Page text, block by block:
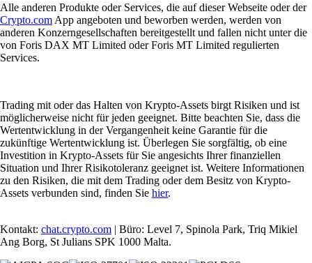
Alle anderen Produkte oder Services, die auf dieser Webseite oder der
Crypto.com App angeboten und beworben werden, werden von
anderen Konzerngesellschaften bereitgestellt und fallen nicht unter die
von Foris DAX MT Limited oder Foris MT Limited regulierten
Services.
Trading mit oder das Halten von Krypto-Assets birgt Risiken und ist
möglicherweise nicht für jeden geeignet. Bitte beachten Sie, dass die
Wertentwicklung in der Vergangenheit keine Garantie für die
zukünftige Wertentwicklung ist. Überlegen Sie sorgfältig, ob eine
Investition in Krypto-Assets für Sie angesichts Ihrer finanziellen
Situation und Ihrer Risikotoleranz geeignet ist. Weitere Informationen
zu den Risiken, die mit dem Trading oder dem Besitz von Krypto-
Assets verbunden sind, finden Sie hier.
Kontakt: chat.crypto.com | Büro: Level 7, Spinola Park, Triq Mikiel
Ang Borg, St Julians SPK 1000 Malta.